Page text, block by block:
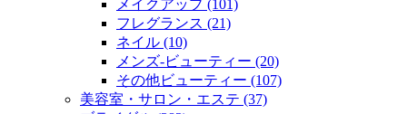
メイクアップ (101)
フレグランス (21)
ネイル (10)
メンズ‐ビューティー (20)
その他ビューティー (107)
美容室・サロン・エステ (37)